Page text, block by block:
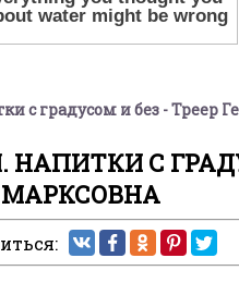
с градусом и без - Треер
С
МАРКСОВНА